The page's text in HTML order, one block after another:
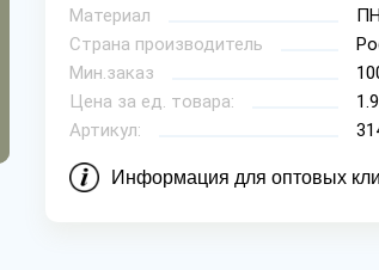
Материал
Страна производитель
Мин.заказ
Цена за ед. товара:
Артикул:
Информация для оптовых